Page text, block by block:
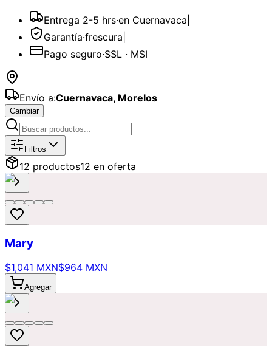
Entrega 2-5 hrs·en Cuernavaca
Garantía·frescura
Pago seguro·SSL · MSI
Envío a:Cuernavaca, Morelos
Cambiar
Catálogo dePasteles
Filtros
12 productos12 en oferta
Mary
$1,041 MXN$964 MXN
Agregar